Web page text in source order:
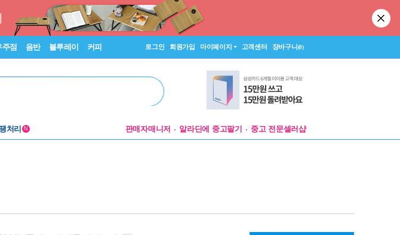
주점 음반 블루레이 커피 로그인 회원가입 마이페이지 고객센터 장바구니(0)
처리N 판매자매니저 알라딘에 중고팔기 중고 전문셀러샵